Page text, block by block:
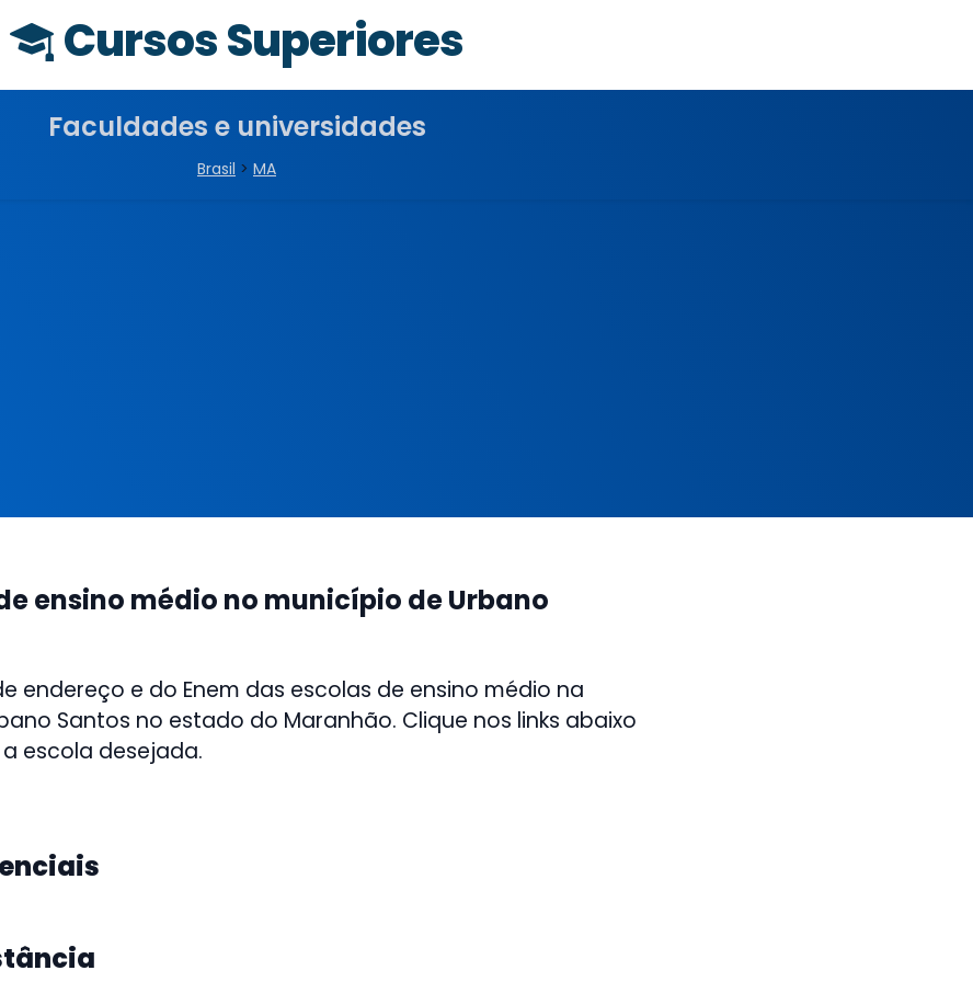
Cursos Superiores
Faculdades e universidades
Brasil > MA
ensino médio no município de Urbano
endereço e do Enem das escolas de ensino médio na
Santos no estado do Maranhão. Clique nos links abaixo
escola desejada.